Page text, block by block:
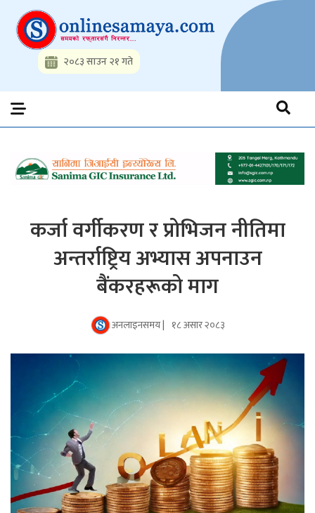
content
Onlinesamaya.com
Nepal News Portal, Business, Hot News, Interview, Opinions,
Politics, Science, Technology, Social, Media, Sports, Youth, Model
Watch, Movies
२०८३ साउन २१ गते
कर्जा वर्गीकरण र प्रोभिजन नीतिमा
अन्तर्राष्ट्रिय अभ्यास अपनाउन
बैंकरहरूको माग
अनलाइनसमय | १८ असार २०८३